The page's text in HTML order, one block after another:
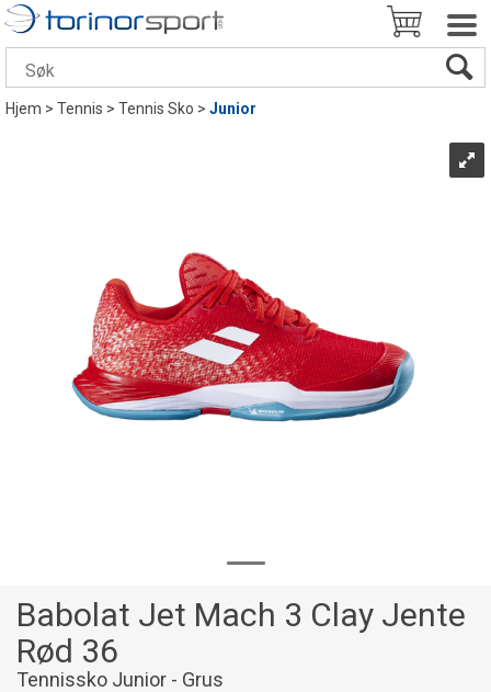
Hjem>Tennis>Tennis Sko>Junior
Babolat Jet Mach 3 Clay Jente
Rød 36
Tennissko Junior - Grus